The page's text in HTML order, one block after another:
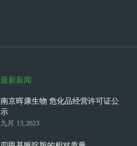
最新新闻
南京晖康生物 危化品经营许可证公
示
九月 13,2023